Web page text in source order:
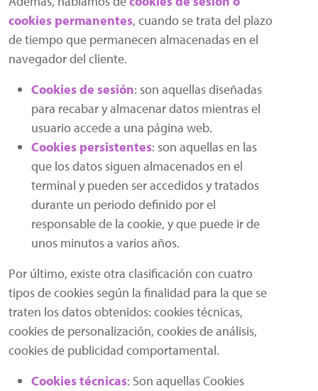
cookies permanentes, cuando se trata del plazo
de tiempo que permanecen almacenadas en el
navegador del cliente.
Cookies de sesión: son aquellas diseñadas
para recabar y almacenar datos mientras el
usuario accede a una página web.
Cookies persistentes: son aquellas en las
que los datos siguen almacenados en el
terminal y pueden ser accedidos y tratados
durante un periodo definido por el
responsable de la cookie, y que puede ir de
unos minutos a varios años.
Por último, existe otra clasificación con cuatro
tipos de cookies según la finalidad para la que se
traten los datos obtenidos: cookies técnicas,
cookies de personalización, cookies de análisis,
cookies de publicidad comportamental.
Cookies técnicas: Son aquellas Cookies